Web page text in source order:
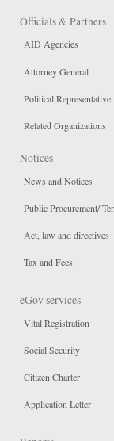
Officials & Partners
AID Agencies
Attorney General
Political Representative
Related Organizations
Notices
News and Notices
Public Procurement/
Act, law and directives
Tax and Fees
eGov services
Vital Registration
Social Security
Citizen Charter
Application Letter